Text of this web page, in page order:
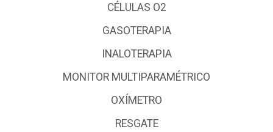
CÉLULAS O2
GASOTERAPIA
INALOTERAPIA
MONITOR MULTIPARAMÉTRICO
OXÍMETRO
RESGATE